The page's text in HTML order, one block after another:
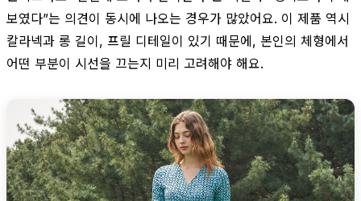
보였다”는 의견이 동시에 나오는 경우가 많았어요. 이 제품 역시
칼라넥과 롱 길이, 프릴 디테일이 있기 때문에, 본인의 체형에서
어떤 부분이 시선을 끄는지 미리 고려해야 해요.